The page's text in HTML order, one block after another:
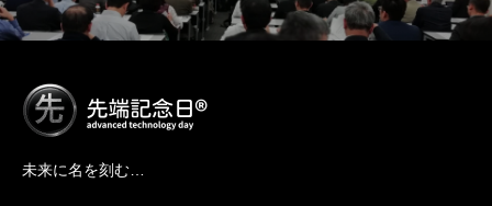
未来に名を刻む…